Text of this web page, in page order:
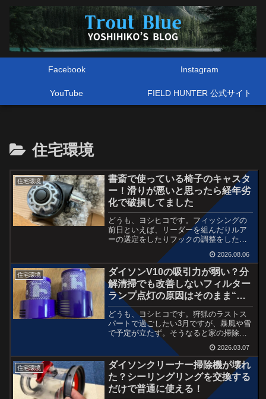
Facebook Instagram
YouTube FIELD HUNTER 公式サイト
住宅環境
住宅環境
書斎で使っている椅子のキャスタ
ー！滑りが悪いと思ったら経年劣
化で破損してました
どうも、ヨシヒコです。フィッシングの
前日といえば、リーダーを組んだりルア
ーの選定をしたりフックの調整をした
り・・・あとはリールのオーバーホール
とか、書斎に引きこもってあれこれとや
ることはある。で、最近なぜか床に黒い
プラスチック片が落ちてるな...
2026.08.06
住宅環境
ダイソンV10の吸引力が弱い？分
解清掃でも改善しないフィルター
ランプ点灯の原因はそのまま“フ
ィルター”だった！
どうも、ヨシヒコです。狩猟のラストス
パートで過ごしたい3月ですが、暴風や雪
で予定が立たず。そうなると家の掃除や
片付け、気になっていたことを終わらし
ていくしか過ごし方がない。ということ
で、今回は掃除機について。白柴の咲希
と赤柴の進次郎。こいつ...
2026.03.07
住宅環境
ダイソンクリーナー掃除機が壊れ
た？シーリングリングを交換する
だけで普通に使える！